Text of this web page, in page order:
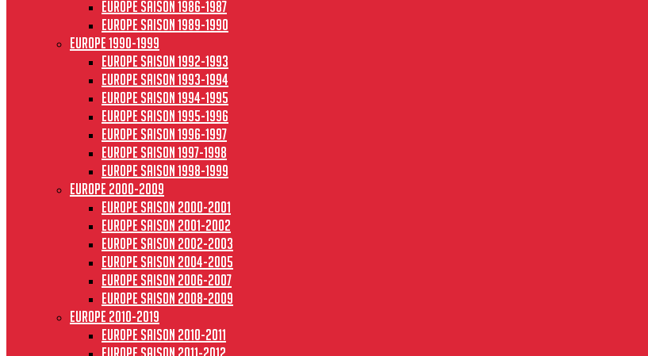
Europe saison 1986-1987
Europe saison 1989-1990
Europe 1990-1999
Europe saison 1992-1993
Europe saison 1993-1994
Europe saison 1994-1995
Europe saison 1995-1996
Europe saison 1996-1997
Europe Saison 1997-1998
Europe saison 1998-1999
Europe 2000-2009
Europe saison 2000-2001
Europe saison 2001-2002
Europe saison 2002-2003
Europe saison 2004-2005
Europe saison 2006-2007
Europe saison 2008-2009
Europe 2010-2019
Europe saison 2010-2011